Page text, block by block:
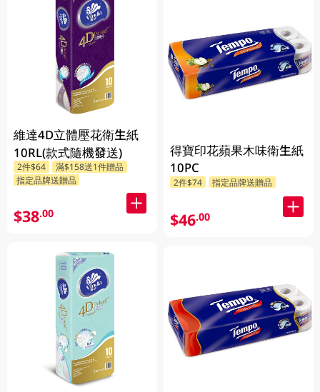
維達4D立體壓花衛生紙
10RL(款式隨機發送)
2件$64
滿$158送1件贈品
指定品牌送贈品
$38.00
得寶印花蘋果木味衛生紙
10PC
2件$74 指定品牌送贈品
$46.00